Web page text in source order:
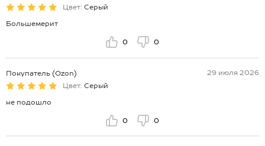
Цвет: Серый
Большемерит
0 0
Покупатель (Ozon)
29 июля 2026
Цвет: Серый
не подошло
0 0